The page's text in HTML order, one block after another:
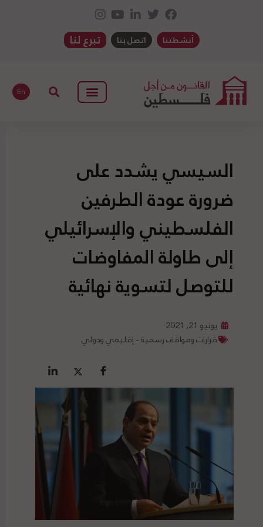
أنشطتنا اتصل بنا تبرع لنا
En
السيسي يشدد على
ضرورة عودة الطرفين
الفلسطيني والإسرائيلي
إلى طاولة المفاوضات
للتوصل لتسوية نهائية
يونيو 21, 2021
قرارات ومواقف رسمية - إقليمي ودولي